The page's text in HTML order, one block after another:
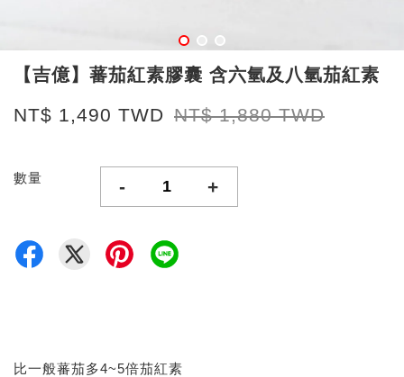
【吉億】蕃茄紅素膠囊 含六氫及八氫茄紅素
NT$ 1,490 TWD NT$ 1,880 TWD
數量 - +
比一般蕃茄多4~5倍茄紅素